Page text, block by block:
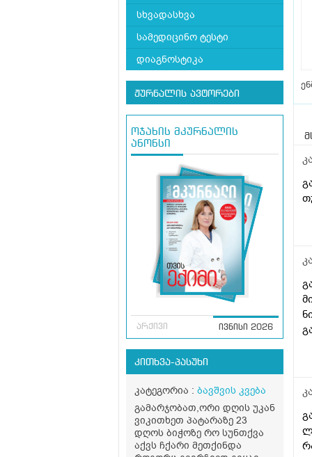
სხვადასხვა
სამედიცინო ტესტი
დიაგნოსტიკა
ჟურნალის ავტორები
ოჯახის მკურნალის
ანონსი
არქივი ივნისი 2026
კითხვა-პასუხი
კატეგორია : ბავშვის კვება
გამარჯობათ,ორი დღის უკან
ვიკითხეთ პატარაზე 23
დღოს ბიჭოზე რო სუნთქვა
აქვს ჩქარი მეთქინდა